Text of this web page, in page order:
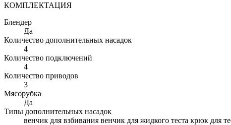
КОМПЛЕКТАЦИЯ
Блендер
Да
Количество дополнительных насадок
4
Количество подключений
4
Количество приводов
3
Мясорубка
Да
Типы дополнительных насадок
венчик для взбивания венчик для жидкого теста крюк для